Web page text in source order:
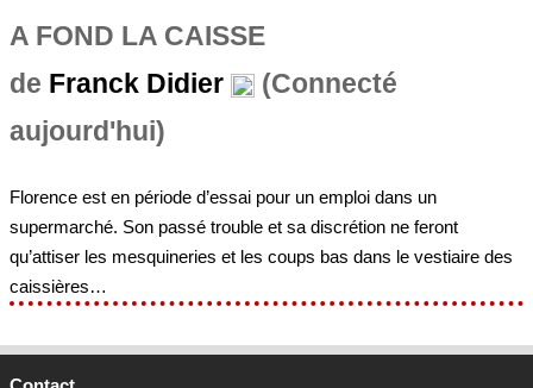
A FOND LA CAISSE
de Franck Didier
(Connecté
aujourd'hui)
Florence est en période d’essai pour un emploi dans un
supermarché. Son passé trouble et sa discrétion ne feront
qu’attiser les mesquineries et les coups bas dans le vestiaire des
caissières…